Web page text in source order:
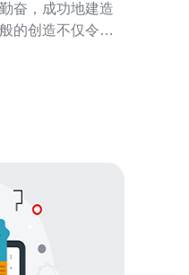
奋，成功地建造
的创造不仅令人
浓厚的兴趣。然